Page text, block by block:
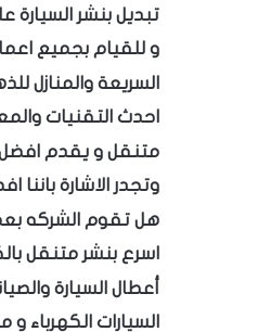
تبديل بنشر السيارة
و للقيام بجميع
السريعة والمنازل
احدث التقنيات
متنقل و يقدم افضل
وتجدر الاشارة
هل تقوم الشركه
اسرع بنشر متنقل
أعطال السيارة
السيارات الكهرباء و متوافرة طوال 24